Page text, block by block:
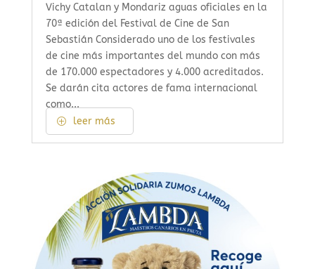
Vichy Catalan y Mondariz aguas oficiales en la
70ª edición del Festival de Cine de San
Sebastián Considerado uno de los festivales
de cine más importantes del mundo con más
de 170.000 espectadores y 4.000 acreditados.
Se darán cita actores de fama internacional
como...
leer más